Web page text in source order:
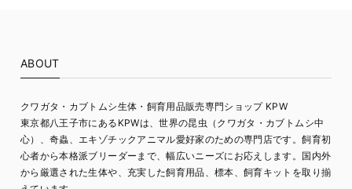
ABOUT
クワガタ・カブトムシ生体・飼育用品販売専門ショップ KPW
東京都八王子市にあるKPWは、世界の昆虫（クワガタ・カブトムシ中
心）、奇蟲、エキゾチックアニマル愛好家のための専門店です。飼育初
心者から本格派ブリーダーまで、幅広いニーズにお応えします。国内外
から厳選された生体や、充実した飼育用品、標本、飼育キットを取り揃